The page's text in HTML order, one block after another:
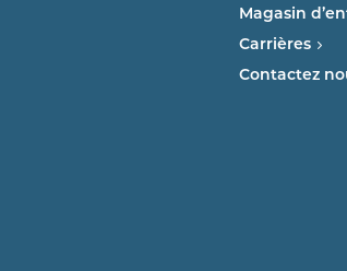
Magasin
Carrières
Contactez